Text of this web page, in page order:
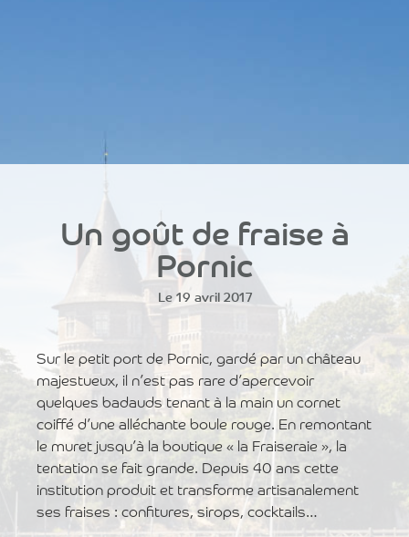
Un goût de fraise à
Pornic
Le 19 avril 2017
Sur le petit port de Pornic, gardé par un château
majestueux, il n’est pas rare d’apercevoir
quelques badauds tenant à la main un cornet
coiffé d’une alléchante boule rouge. En remontant
le muret jusqu’à la boutique « la Fraiseraie », la
tentation se fait grande. Depuis 40 ans cette
institution produit et transforme artisanalement
ses fraises : confitures, sirops, cocktails…